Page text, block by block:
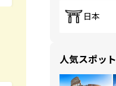
日本
人気スポット